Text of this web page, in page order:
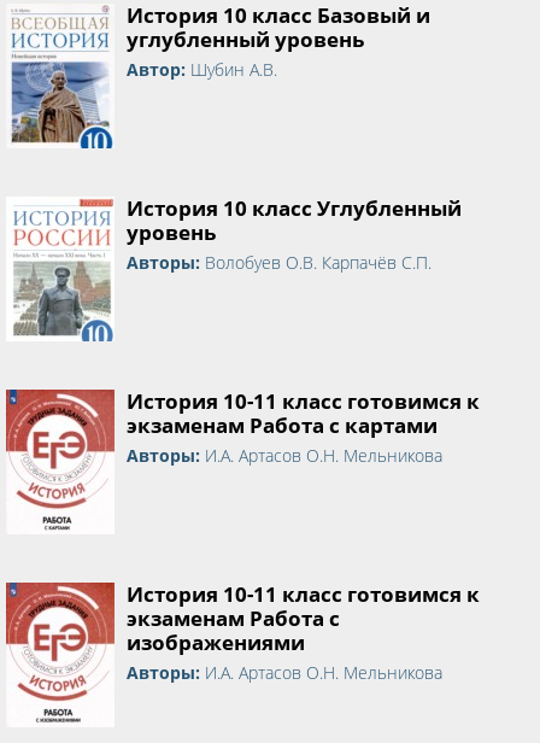
История 10 класс Базовый и
углубленный уровень
Автор: Шубин А.В.
История 10 класс Углубленный
уровень
Авторы: Волобуев О.В. Карпачёв С.П.
История 10-11 класс готовимся к
экзаменам Работа с картами
Авторы: И.А. Артасов О.Н. Мельникова
История 10-11 класс готовимся к
экзаменам Работа с
изображениями
Авторы: И.А. Артасов О.Н. Мельникова